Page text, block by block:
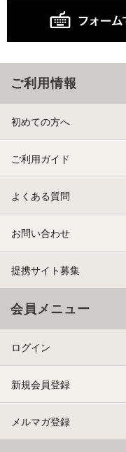
ご利用情報
初めての方へ
ご利用ガイド
よくある質問
お問い合わせ
提携サイト募集
会員メニュー
ログイン
新規会員登録
メルマガ登録